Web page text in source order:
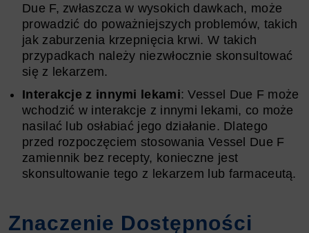
Due F, zwłaszcza w wysokich dawkach, może
prowadzić do poważniejszych problemów, takich
jak zaburzenia krzepnięcia krwi. W takich
przypadkach należy niezwłocznie skonsultować
się z lekarzem.
Interakcje z innymi lekami: Vessel Due F może
wchodzić w interakcje z innymi lekami, co może
nasilać lub osłabiać jego działanie. Dlatego
przed rozpoczęciem stosowania Vessel Due F
zamiennik bez recepty, konieczne jest
skonsultowanie tego z lekarzem lub farmaceutą.
Znaczenie Dostępności